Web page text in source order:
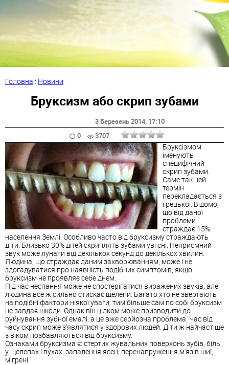
Головна : Новини
Бруксизм або скрип зубами
3 Березень 2014, 17:10
0
3707
Бруксізмом
іменують
специфічний
скрип зубами.
Саме так цей
термін
перекладається з
грецької. Відомо,
що від даної
проблеми
страждає 15%
населення Землі. Особливо часто від бруксизму страждають
діти. Близько 30% дітей скриплять зубами уві сні. Неприємний
звук може лунати від декількох секунд до декількох хвилин.
Людина, що страждає даним захворюванням, може і не
здогадуватися про наявність подібних симптомів, якщо
бруксизм не проявляє себе днем.
Під час неспання може не спостерігатися виражених звуків, але
людина все ж сильно стискає щелепи. Багато хто не звертають
на подібні фактори ніякої уваги, тим більше сам по собі бруксизм
не завдає шкоди. Однак він цілком може призводити до
руйнування зубної емалі, а це вже серйозна проблема. Час від
часу скрип може з'являтися у здорових людей. Діти ж найчастіше
з віком позбавляються від бруксизму.
Ознаками бруксизма є: стертих жувальних поверхонь зубів, біль
у щелепах і вухах, запалення ясен, перенапруження м'язів шиї,
мігрені.